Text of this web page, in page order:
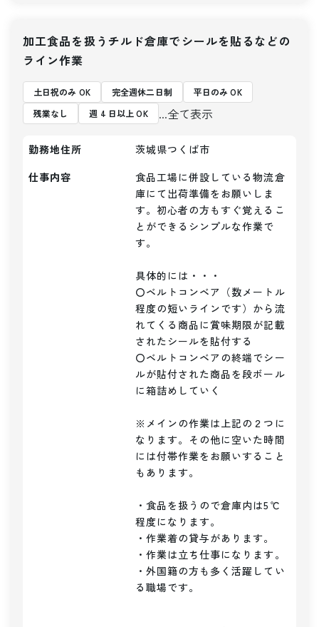
加工食品を扱うチルド倉庫でシールを貼るなどの
ライン作業
土日祝のみ OK 完全週休二日制
平日のみ OK
残業なし
週 4 日以上 OK ...全て表示
勤務地住所
茨城県つくば市
仕事内容
食品工場に併設している物流倉
庫にて出荷準備をお願いしま
す。初心者の方もすぐ覚えるこ
とができるシンプルな作業で
す。
具体的には・・・
〇ベルトコンベア（数メートル
程度の短いラインです）から流
れてくる商品に賞味期限が記載
されたシールを貼付する
〇ベルトコンベアの終端でシー
ルが貼付された商品を段ボール
に箱詰めしていく
※メインの作業は上記の２つに
なります。その他に空いた時間
には付帯作業をお願いすること
もあります。
・食品を扱うので倉庫内は5℃
程度になります。
・作業着の貸与があります。
・作業は立ち仕事になります。
・外国籍の方も多く活躍してい
る職場です。